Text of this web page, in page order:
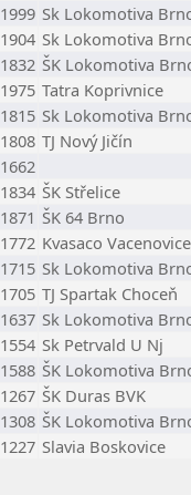
1999 Sk Lokomotiva
1904 Sk Lokomotiva
1832 ŠK Lokomotiva
1975 Tatra Koprivnice
1815 Sk Lokomotiva
1808 TJ Nový Jičín
1662
1834 ŠK Střelice
1871 ŠK 64 Brno
1772 Kvasaco Vacenovice
1715 Sk Lokomotiva
1705 TJ Spartak Choceň
1637 Sk Lokomotiva
1554 Sk Petrvald U Nj
1588 ŠK Lokomotiva
1267 ŠK Duras BVK
1308 ŠK Lokomotiva
1227 Slavia Boskovice